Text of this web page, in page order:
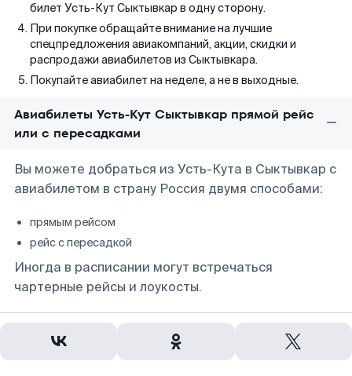
билет Усть-Кут Сыктывкар в одну сторону.
При покупке обращайте внимание на лучшие
спецпредложения авиакомпаний, акции, скидки и
распродажи авиабилетов из Сыктывкара.
Покупайте авиабилет на неделе, а не в выходные.
Авиабилеты Усть-Кут Сыктывкар прямой рейс
или с пересадками
Вы можете добраться из Усть-Кута в Сыктывкар с
авиабилетом в страну Россия двумя способами:
прямым рейсом
рейс с пересадкой
Иногда в расписании могут встречаться
чартерные рейсы и лоукосты.